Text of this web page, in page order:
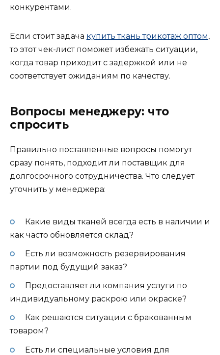
конкурентами.
Если стоит задача купить ткань трикотаж оптом,
то этот чек-лист поможет избежать ситуации,
когда товар приходит с задержкой или не
соответствует ожиданиям по качеству.
Вопросы менеджеру: что
спросить
Правильно поставленные вопросы помогут
сразу понять, подходит ли поставщик для
долгосрочного сотрудничества. Что следует
уточнить у менеджера:
Какие виды тканей всегда есть в наличии и
как часто обновляется склад?
Есть ли возможность резервирования
партии под будущий заказ?
Предоставляет ли компания услуги по
индивидуальному раскрою или окраске?
Как решаются ситуации с бракованным
товаром?
Есть ли специальные условия для